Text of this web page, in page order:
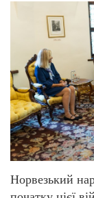
Норвезький